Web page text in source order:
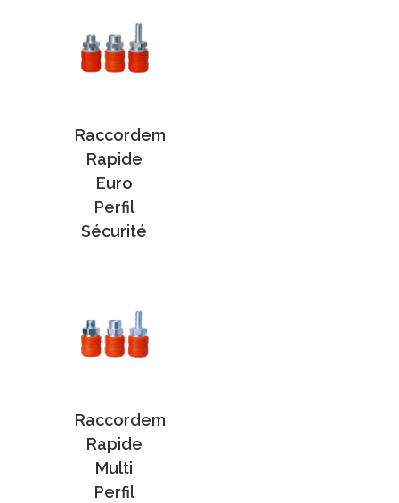
Raccordem
Rapide
Euro
Perfil
Sécurité
Raccordem
Rapide
Multi
Perfil